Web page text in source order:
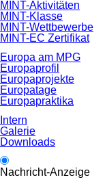
MINT-Aktivitäten
MINT-Klasse
MINT-Wettbewerbe
MINT-EC Zertifikat
Europa am MPG
Europaprofil
Europaprojekte
Europatage
Europapraktika
Intern
Galerie
Downloads
Nachricht-Anzeige